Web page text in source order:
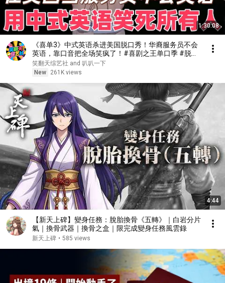
1:30:08
《喜单3》中式英语杀进美国脱口秀！华裔服务员不会
英语，靠口音把全场笑疯了！#喜剧之王单口季 #脱口
秀 #搞笑 #喜剧 #funny #综艺
笑翻天综艺社 and 叭叭一下
New
261K views
4:44
【新天上碑】變身任務：脫胎換骨《五轉》｜白岩分片
氣｜換骨武器｜換骨之盒｜限完成變身任務風雲錄
新天上碑 • 585 views